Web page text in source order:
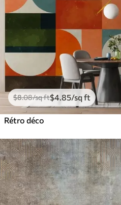
$8.08/sq ft$4 .85/sq ft
Rétro déco